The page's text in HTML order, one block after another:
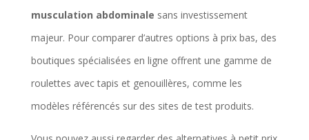
musculation abdominale sans investissement
majeur. Pour comparer d’autres options à prix bas, des
boutiques spécialisées en ligne offrent une gamme de
roulettes avec tapis et genouillères, comme les
modèles référencés sur des sites de test produits.